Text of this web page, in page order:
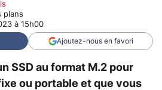
plans
à 15h00
Ajoutez-nous en favori
SSD au format M.2 pour
ou portable et que vous